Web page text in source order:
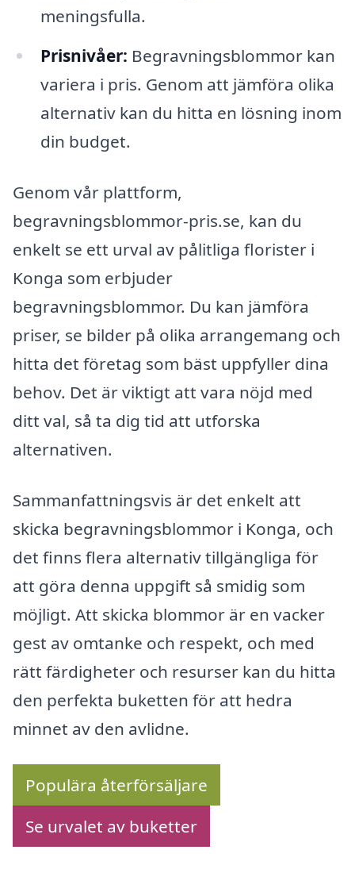
meningsfulla.
Prisnivåer: Begravningsblommor kan
variera i pris. Genom att jämföra olika
alternativ kan du hitta en lösning inom
din budget.
Genom vår plattform,
begravningsblommor-pris.se, kan du
enkelt se ett urval av pålitliga florister i
Konga som erbjuder
begravningsblommor. Du kan jämföra
priser, se bilder på olika arrangemang och
hitta det företag som bäst uppfyller dina
behov. Det är viktigt att vara nöjd med
ditt val, så ta dig tid att utforska
alternativen.
Sammanfattningsvis är det enkelt att
skicka begravningsblommor i Konga, och
det finns flera alternativ tillgängliga för
att göra denna uppgift så smidig som
möjligt. Att skicka blommor är en vacker
gest av omtanke och respekt, och med
rätt färdigheter och resurser kan du hitta
den perfekta buketten för att hedra
minnet av den avlidne.
Populära återförsäljare
Se urvalet av buketter